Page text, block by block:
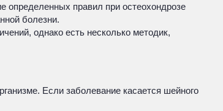
определенных правил при остеохондрозе
болезни.
однако есть несколько методик,
Если заболевание касается шейного